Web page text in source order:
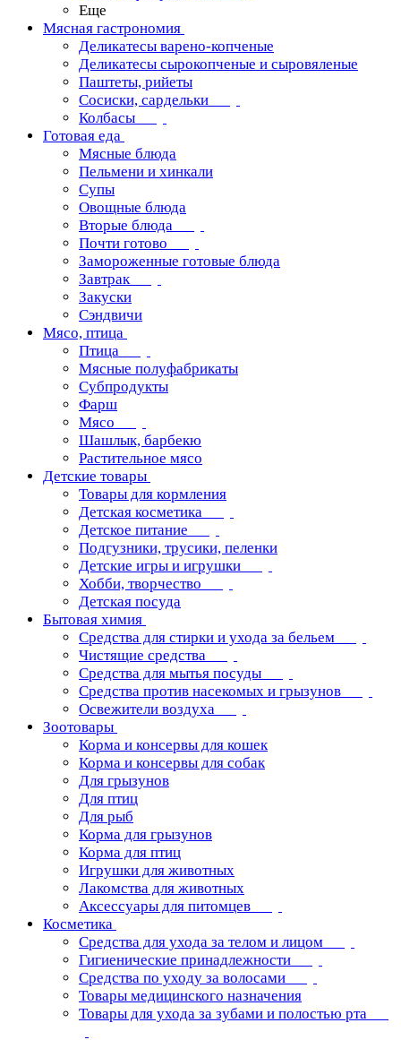
Еще
Мясная гастрономия
Деликатесы варено-копченые
Деликатесы сырокопченые и сыровяленые
Паштеты, рийеты
Сосиски, сардельки
Колбасы
Готовая еда
Мясные блюда
Пельмени и хинкали
Супы
Овощные блюда
Вторые блюда
Почти готово
Замороженные готовые блюда
Завтрак
Закуски
Сэндвичи
Мясо, птица
Птица
Мясные полуфабрикаты
Субпродукты
Фарш
Мясо
Шашлык, барбекю
Растительное мясо
Детские товары
Товары для кормления
Детская косметика
Детское питание
Подгузники, трусики, пеленки
Детские игры и игрушки
Хобби, творчество
Детская посуда
Бытовая химия
Средства для стирки и ухода за бельем
Чистящие средства
Средства для мытья посуды
Средства против насекомых и грызунов
Освежители воздуха
Зоотовары
Корма и консервы для кошек
Корма и консервы для собак
Для грызунов
Для птиц
Для рыб
Корма для грызунов
Корма для птиц
Игрушки для животных
Лакомства для животных
Аксессуары для питомцев
Косметика
Средства для ухода за телом и лицом
Гигиенические принадлежности
Средства по уходу за волосами
Товары медицинского назначения
Товары для ухода за зубами и полостью рта